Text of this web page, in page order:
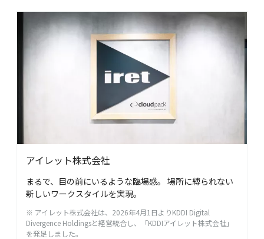
アイレット株式会社
まるで、目の前にいるような臨場感。 場所に縛られない
新しいワークスタイルを実現。
※ アイレット株式会社は、2026年4月1日よりKDDI Digital
Divergence Holdingsと経営統合し、「KDDIアイレット株式会社」
を発足しました。